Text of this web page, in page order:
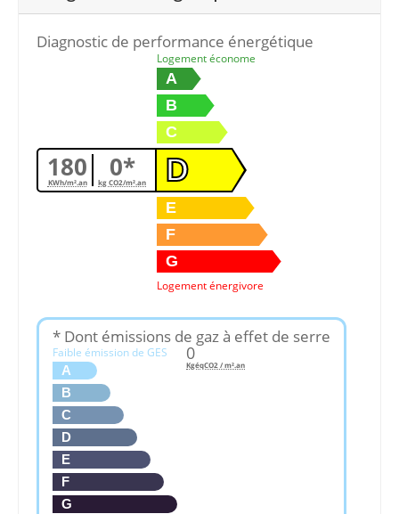
Diagnostic de performance énergétique
180
KWh/m².an 0*
kg CO2/m².an
Logement économe
A
B
C
D
E
F
G
Logement énergivore
* Dont émissions de gaz à effet de serre
Faible émission de GES
A
B
C
D
E
F
G
0
KgéqCO2 / m².an